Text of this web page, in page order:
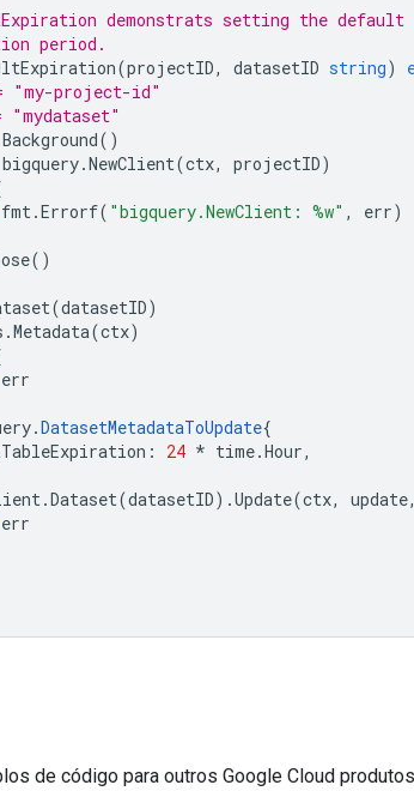
demonstrats setting the
period.
(projectID, datasetID string)
project-id"
Background()
bigquery.NewClient(ctx, projectID)
fmt.Errorf( "bigquery.NewClient: %w" , err)
()
(datasetID)
.Metadata(ctx)
err
.DatasetMetadataToUpdate{
: 24 * time.Hour,
.Dataset(datasetID).Update(ctx, update,
err
de código para outros Google Cloud